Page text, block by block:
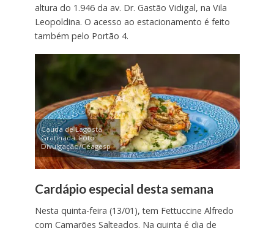
altura do 1.946 da av. Dr. Gastão Vidigal, na Vila
Leopoldina. O acesso ao estacionamento é feito
também pelo Portão 4.
Cauda de Lagosta
Gratinada. Foto:
Divulgação/Ceagesp
Cardápio especial desta semana
Nesta quinta-feira (13/01), tem Fettuccine Alfredo
com Camarões Salteados. Na quinta é dia de